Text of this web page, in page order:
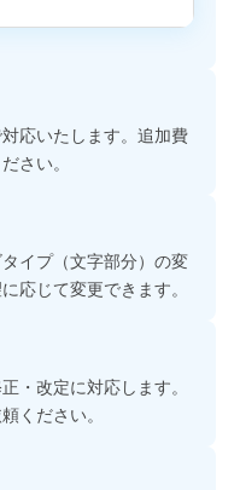
応いたします。追加費
さい。
イプ（文字部分）の変
応じて変更できます。
・改定に対応します。
ください。